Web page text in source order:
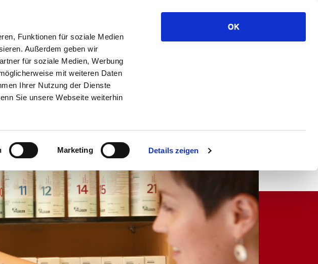
Funktionen für soziale Medien
Außerdem geben wir
für soziale Medien, Werbung
mit weiteren Daten
Ihrer Nutzung der Dienste
Sie unsere Webseite weiterhin
Marketing Details zeigen
OK
Rufen Sie uns einfach an!
Telefon 09941 - 9429 0
Kosmetik-
Behandlungen
Marken
LaRoche-Posay
Eucerin
Aromatherapie
eRezept